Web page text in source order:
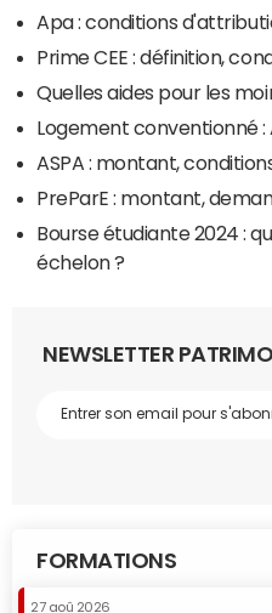
Apa : conditions
Prime CEE : définition,
Quelles aides pour les
Logement conventionné :
ASPA : montant,
PreParE : montant,
Bourse étudiante 2024 :
échelon ?
NEWSLETTER
FORMATIONS
27 aoû 2026